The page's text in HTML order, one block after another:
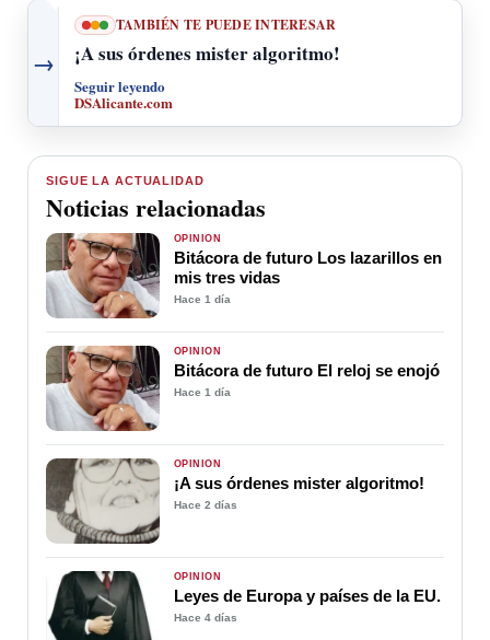
→
TAMBIÉN TE PUEDE INTERESAR
¡A sus órdenes mister algoritmo!
Seguir leyendo
DSAlicante.com
SIGUE LA ACTUALIDAD
Noticias relacionadas
OPINIÓN
Bitácora de futuro Los lazarillos en
mis tres vidas
Hace 1 día
OPINIÓN
Bitácora de futuro El reloj se enojó
Hace 1 día
OPINIÓN
¡A sus órdenes mister algoritmo!
Hace 2 días
OPINIÓN
Leyes de Europa y países de la EU.
Hace 4 días